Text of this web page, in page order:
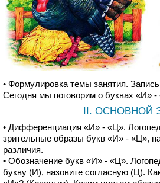
• Формулировка темы занятия.
Сегодня мы поговорим о буквах «И» -
II. ОСНОВНОЙ
• Дифференциация «И» - «Ц».
зрительные образы букв «И» - «Ц»,
различия.
• Обозначение букв «И» - «Ц».
букву (И), назовите согласную (Ц).